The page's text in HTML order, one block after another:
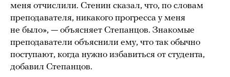
меня отчислили. Стенин сказал, что, по словам
преподавателя, никакого прогресса у меня
не было», — объясняет Степанцов. Знакомые
преподаватели объяснили ему, что так обычно
поступают, когда нужно избавиться от студента,
добавил Степанцов.